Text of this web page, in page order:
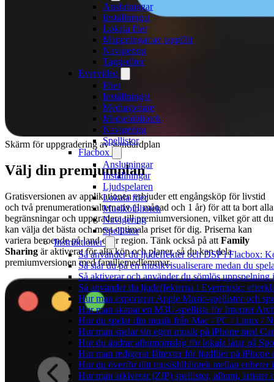
Anslutningar
Inställningar
Lokala filer
Mappningar av taggfält
Navigering
Taggeditor
Evervideo
Filer
Inställningar
Mediaspelare
Mediebibliotek
Navigering
Spellistor
Flacbox
Anslutningar
Inställningar
Ljudspelaren
Lokala filer
Musikbibliotek
Navigering
Spellistor
Instruktioner
Så använder du ljudeffekter och DSP i Flacbox:
Så slår du på en musikvisualiserare medan du
Så aktiverar och använder du sömlös uppspelning
Så använder du ljudeffekterna i Evermusic:
Hur man exporterar Apple Music-spellistor och
Hur man skapar en M3U-spellista för Internet
Hur du spelar din musik från Mac / PC / Linux /
Hur man spelar sin egen musik på iPhone med
Hur du ändrar albumomslag för lokala låtar på
Hur man redigerar låttexter för ljudfiler på iPhone
Hur du överför ditt musikbibliotek mellan enheter
Hur man arkiverar (ZIP) spellistor, album, artister
Skärm för uppgradering av standardplan
Välj din premiumplan
Gratisversionen av applikationen erbjuder ett engångsköp för livstid
och två prenumerationsalternativ (1 månad och 1 år) för att ta bort alla
begränsningar och uppgradera till premiumversionen, vilket gör att du
kan välja det bästa och mest optimala priset för dig. Priserna kan
variera beroende på land eller region. Tänk också på att Family
Sharing är aktiverat för alla köp och planer, så du kan dela
premiumversionen med familjemedlemmar.